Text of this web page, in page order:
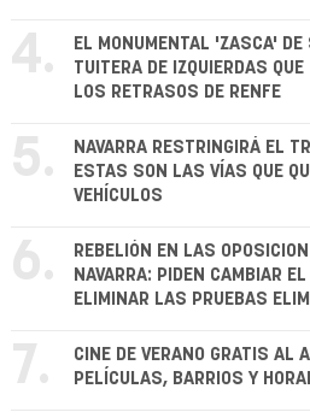
4.
EL MONUMENTAL 'ZASCA'
TUITERA DE IZQUIERDAS
LOS RETRASOS DE RENFE
5.
NAVARRA RESTRINGIRÁ EL
ESTAS SON LAS VÍAS QUE
VEHÍCULOS
6.
REBELIÓN EN LAS
NAVARRA: PIDEN CAMBIAR
ELIMINAR LAS PRUEBAS
7.
CINE DE VERANO GRATIS AL
PELÍCULAS, BARRIOS Y